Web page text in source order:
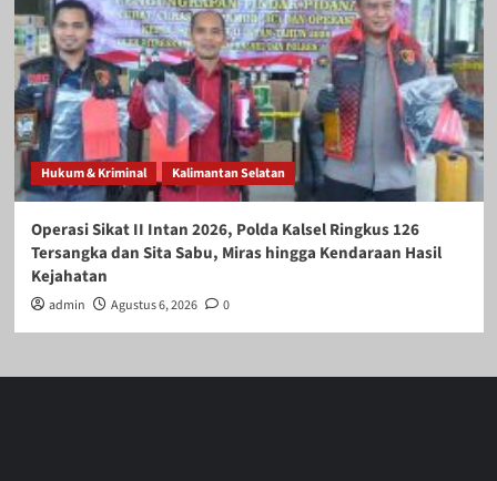
Hukum & Kriminal Kalimantan Selatan
Operasi Sikat II Intan 2026, Polda Kalsel Ringkus 126
Tersangka dan Sita Sabu, Miras hingga Kendaraan Hasil
Kejahatan
admin Agustus 6, 2026 0